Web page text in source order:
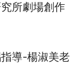
所劇場創作
導-楊淑美老